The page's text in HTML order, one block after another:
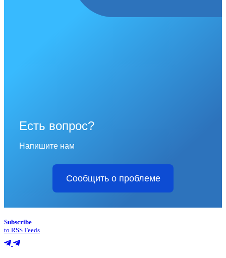
Есть вопрос?
Напишите нам
Сообщить о проблеме
Subscribe
to RSS Feeds